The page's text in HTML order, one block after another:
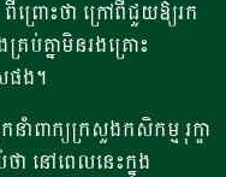
ព្រោះថា ក្រៅពីជួយឱ្យរក
គ្នាមិនរងគ្រោះ
ផង។
ាំពាក្យក្រសួងកសិកម្ម រុក្ខា
ថា នៅពេលនេះក្នុង